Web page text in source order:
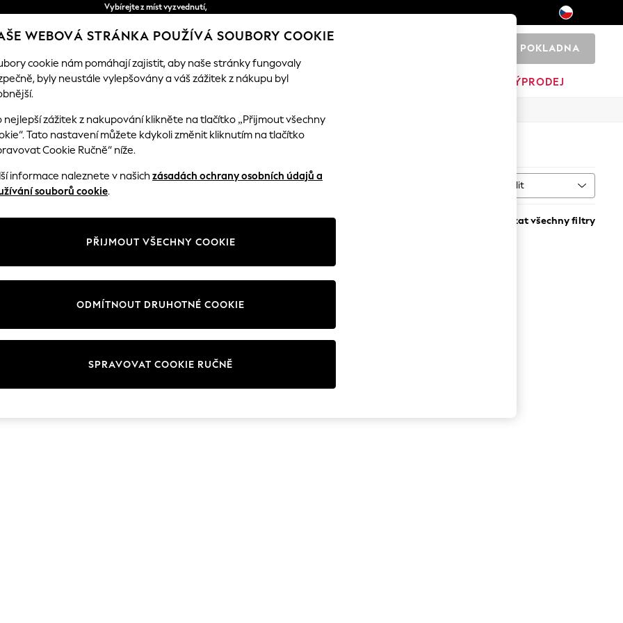
Vybírejte z míst vyzvednutí,
Dodání za 2–3 pracovních dnů*
POKLADNA
DÍVKY CHLAPCI MIMINKO DÁMSKÉ VÝPRODEJ
HOME GARDEN AND OUTDOORS BRONZE
Řadit
Vymazat všechny filtry
WEBOVÁ STRÁNKA POUŽÍVÁ SOUBORY COOKIE
cookie nám pomáhají zajistit, aby naše stránky fungovaly
byly neustále vylepšovány a váš zážitek z nákupu byl
nejlepší zážitek z nakupování klikněte na tlačítko „Přijmout všechny
Tato nastavení můžete kdykoli změnit kliknutím na tlačítko
Cookie Ručně“ níže.
informace naleznete v našich zásadách ochrany osobních údajů a
souborů cookie.
PŘIJMOUT VŠECHNY COOKIE
SPRAVOVAT COOKIE RUČNĚ
ODMÍTNOUT DRUHOTNÉ COOKIE